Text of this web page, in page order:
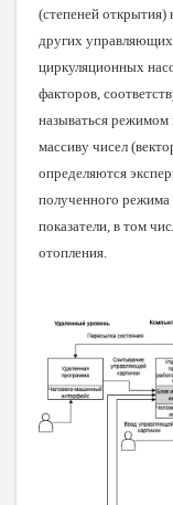
(степеней открытия)
других управляющих
циркуляционных
факторов,
называться
массиву чисел
определяются
полученного
показатели, в том
отопления.